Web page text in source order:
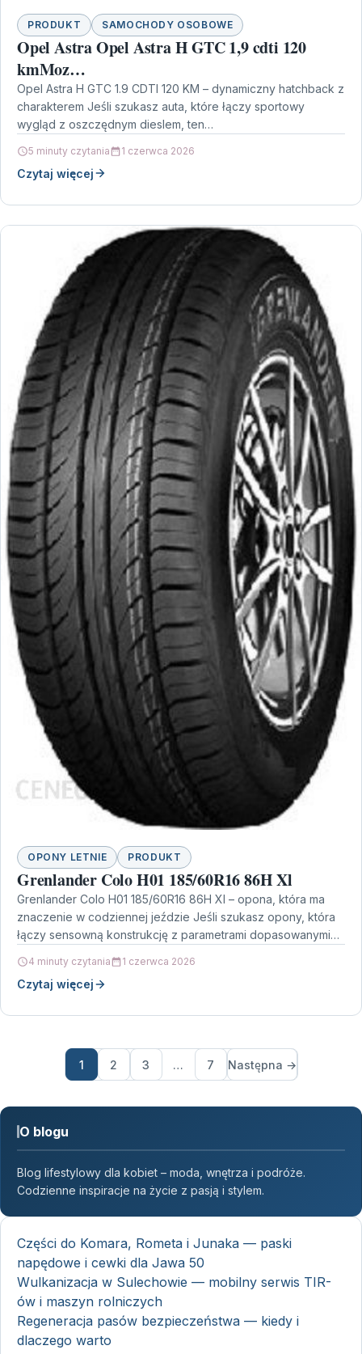
PRODUKT SAMOCHODY OSOBOWE
Opel Astra Opel Astra H GTC 1,9 cdti 120
kmMoz…
Opel Astra H GTC 1.9 CDTI 120 KM – dynamiczny hatchback z
charakterem Jeśli szukasz auta, które łączy sportowy
wygląd z oszczędnym dieslem, ten…
5 minuty czytania 1 czerwca 2026
Czytaj więcej
OPONY LETNIE PRODUKT
Grenlander Colo H01 185/60R16 86H Xl
Grenlander Colo H01 185/60R16 86H Xl – opona, która ma
znaczenie w codziennej jeździe Jeśli szukasz opony, która
łączy sensowną konstrukcję z parametrami dopasowanymi…
4 minuty czytania 1 czerwca 2026
Czytaj więcej
1 2 3 … 7 Następna →
O blogu
Blog lifestylowy dla kobiet – moda, wnętrza i podróże.
Codzienne inspiracje na życie z pasją i stylem.
Części do Komara, Rometa i Junaka — paski
napędowe i cewki dla Jawa 50
Wulkanizacja w Sulechowie — mobilny serwis TIR-
ów i maszyn rolniczych
Regeneracja pasów bezpieczeństwa — kiedy i
dlaczego warto